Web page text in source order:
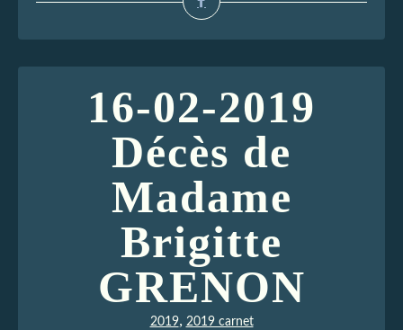
16-02-2019
Décès de
Madame
Brigitte
GRENON
2019, 2019 carnet